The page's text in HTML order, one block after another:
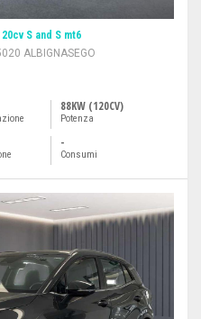
S and S mt6
ALBIGNASEGO
88KW (120CV)
Potenza
-
Consumi